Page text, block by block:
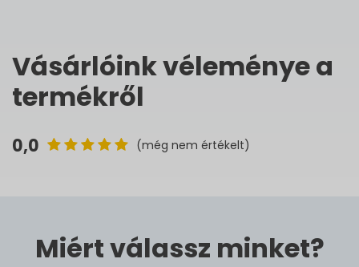
Vásárlóink véleménye a
termékről
0,0 (még nem értékelt)
Miért válassz minket?